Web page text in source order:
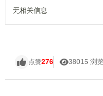
无相关信息
点赞276 38015 浏